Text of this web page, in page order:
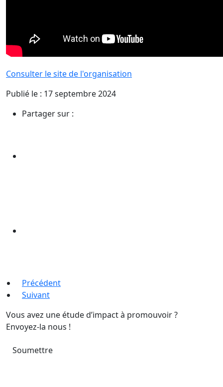
Consulter le site de l'organisation
Publié le : 17 septembre 2024
Partager sur :
Précédent
Suivant
Vous avez une étude d’impact à promouvoir ?
Envoyez-la nous !
Soumettre